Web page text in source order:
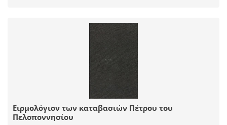
Ειρμολόγιον των καταβασιών Πέτρου του
Πελοποννησίου